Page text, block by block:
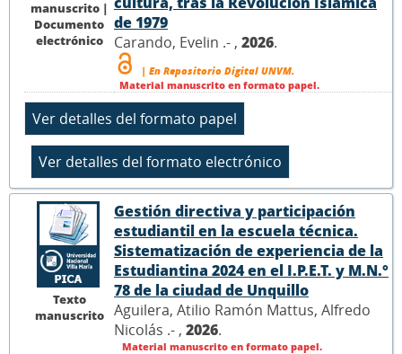
manuscrito |
Documento
electrónico
de 1979
Carando, Evelin .- , 2026.
| En Repositorio Digital UNVM.
Material manuscrito en formato papel.
Texto
manuscrito
Gestión directiva y participación
estudiantil en la escuela técnica.
Sistematización de experiencia de la
Estudiantina 2024 en el I.P.E.T. y M.N.°
78 de la ciudad de Unquillo
Aguilera, Atilio Ramón Mattus, Alfredo
Nicolás .- , 2026.
Material manuscrito en formato papel.